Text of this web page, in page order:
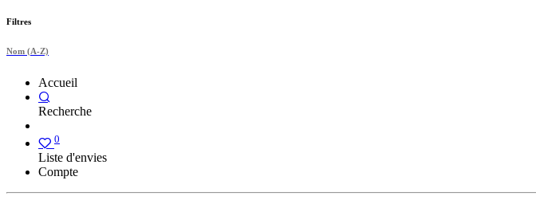
Filtres
Nom (A-Z)
Accueil
Recherche
0
Liste d'envies
Compte